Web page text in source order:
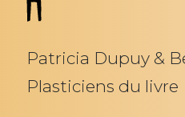
Patricia Dupuy &
Plasticiens du livre